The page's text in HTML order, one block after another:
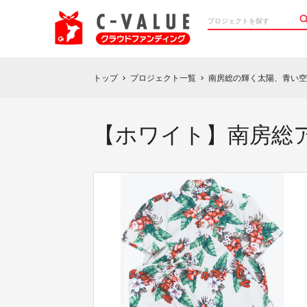
トップ chevron_right プロジェクト一覧 chevron_right 南房総の輝く太陽、青い
【ホワイト】南房